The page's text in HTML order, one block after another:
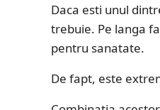
Daca esti unul
trebuie. Pe langa
pentru sanatate.
De fapt, este